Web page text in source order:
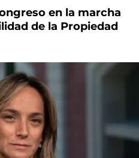
en la marcha
de la Propiedad